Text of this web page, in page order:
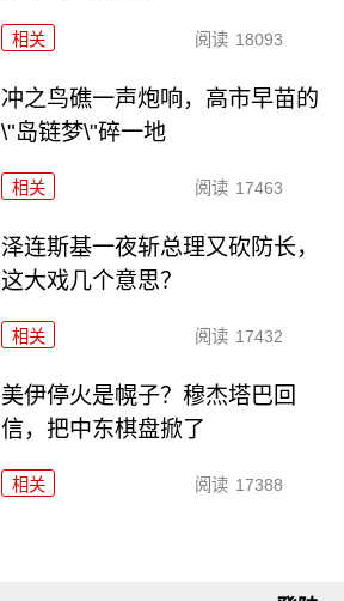
相关 阅读 18093
冲之鸟礁一声炮响，高市早苗的
\"岛链梦\"碎一地
相关 阅读 17463
泽连斯基一夜斩总理又砍防长，
这大戏几个意思？
相关 阅读 17432
美伊停火是幌子？穆杰塔巴回
信，把中东棋盘掀了
相关 阅读 17388